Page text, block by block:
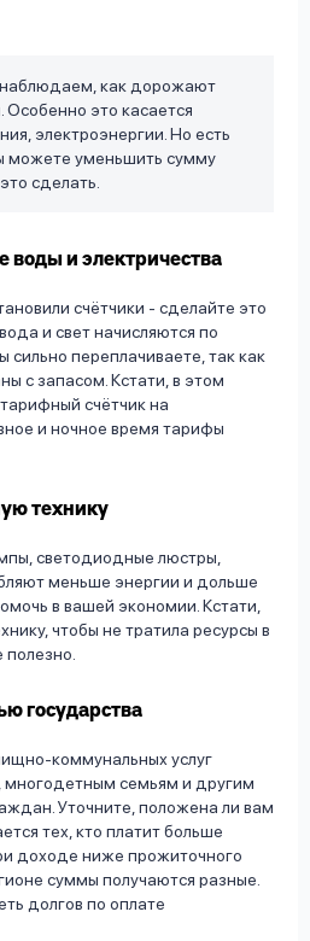
как дорожают
Особенно это касается
электроэнергии. Но есть
можете уменьшить сумму
сделать.
воды и электричества
счётчики - сделайте это
и свет начисляются по
сильно переплачиваете, так как
с запасом. Кстати, в этом
счётчик на
и ночное время тарифы
технику
светодиодные люстры,
меньше энергии и дольше
в вашей экономии. Кстати,
чтобы не тратила ресурсы в
государства
коммунальных услуг
семьям и другим
Уточните, положена ли вам
тех, кто платит больше
доходе ниже прожиточного
суммы получаются разные.
долгов по оплате